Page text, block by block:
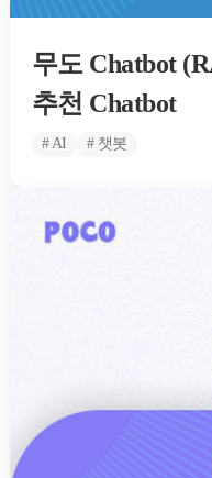
무도 Chatbot
추천 Chatbot
# AI # 챗봇